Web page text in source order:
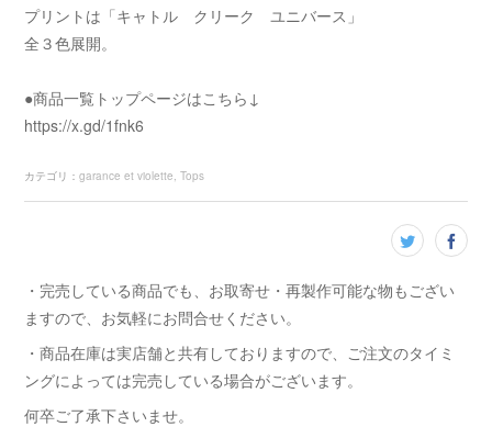
プリントは「キャトル クリーク ユニバース」
全３色展開。
●商品一覧トップページはこちら↓
https://x.gd/1fnk6
カテゴリ ：garance et violette Tops
・完売している商品でも、お取寄せ・再製作可能な物もござい
ますので、お気軽にお問合せください。
・商品在庫は実店舗と共有しておりますので、ご注文のタイミ
ングによっては完売している場合がございます。
何卒ご了承下さいませ。